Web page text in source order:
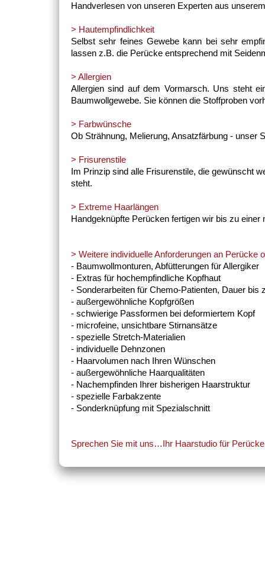
Handverlesen von unseren Experten aus
> Hautempfindlichkeit
Selbst sehr feines Gewebe kann bei sehr
lassen z.B. die Perücke entsprechend mit
> Allergien
Allergien sind auf dem Vormarsch. Uns steht
Baumwollgewebe. Sie können die Stoffproben
> Farbwünsche
Ob Strähnung, Melierung, Ansatzfärbung - unser
> Frisurenstile
Im Prinzip sind alle Frisurenstile, die gewünscht
steht.
> Extreme Haarlängen
Handgeknüpfte Perücken fertigen wir bis zu
> Weitere individuelle Anforderungen an Perücke
- Baumwollmonturen, Abfütterungen für Allergiker
- Extras für hochempfindliche Kopfhaut
- Sonderarbeiten für Chemo-Patienten, Dauer bis
- außergewöhnliche Kopfgrößen
- schwierige Passformen bei deformiertem Kopf
- microfeine, unsichtbare Stirnansätze
- spezielle Stretch-Materialien
- individuelle Dehnzonen
- Haarvolumen nach Ihren Wünschen
- außergewöhnliche Haarqualitäten
- Nachempfinden Ihrer bisherigen Haarstruktur
- spezielle Farbakzente
- Sonderknüpfung mit Spezialschnitt
Sprechen Sie mit uns…Ihr Haarstudio für